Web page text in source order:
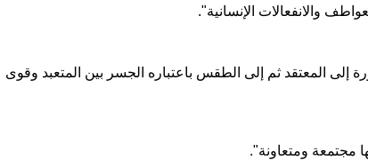
والانفعالات الإنسانية".
إلى المعتقد ثم إلى الطقس باعتباره الجسر بين المتعبد وقوى
مجتمعة ومتعاونة".